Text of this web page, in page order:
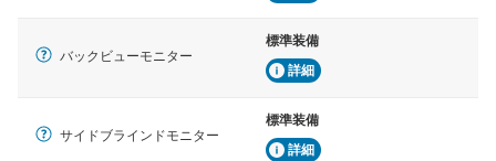
バックビューモニター
標準装備
詳細
サイドブラインドモニター
標準装備
詳細